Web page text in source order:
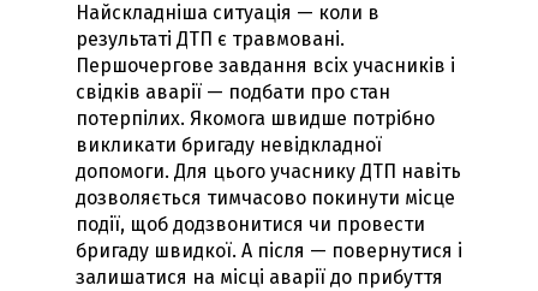
Найскладніша ситуація — коли в
результаті ДТП є травмовані.
Першочергове завдання всіх учасників і
свідків аварії — подбати про стан
потерпілих. Якомога швидше потрібно
викликати бригаду невідкладної
допомоги. Для цього учаснику ДТП навіть
дозволяється тимчасово покинути місце
події, щоб додзвонитися чи провести
бригаду швидкої. А після — повернутися і
залишатися на місці аварії до прибуття